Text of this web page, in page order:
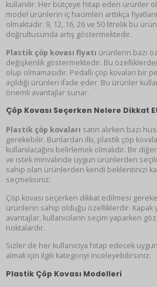
kullanılır. Her bütçeye hitap eden ürünler
model ürünlerin iç hacimleri arttıkça
olmaktadır. 9, 12, 16, 26 ve 50 litrelik bu
doğrultusunda artış göstermektedir.
Plastik çöp kovası fiyatı ürünlerin bazı
değişkenlik göstermektedir. Bu
olup olmamasıdır. Pedallı çöp kovaları bir
açıldığı ürünleri ifade eder. Bu ürünler
önemli avantajlar sunar.
Çöp Kovası Seçerken Nelere Dikkat
Plastik çöp kovaları satın alırken bazı
gerekebilir. Bunlardan ilki, plastik çöp
kullanılacağını belirlemek olmalıdır. Bir
ve istek minvalinde uygun ürünlerden
sahip olan ürünlerden kendi beklentinizi
seçmelisiniz.
Çöp kovası seçerken dikkat edilmesi
ürünlerin sahip olduğu özelliklerdir. Kapak
avantajlar, kullanıcıların seçim yaparken
noktalardır.
Sizler de her kullanıcıya hitap edecek
almak için ilgili kategoriyi inceleyebilirsiniz.
Plastik Çöp Kovası Modelleri